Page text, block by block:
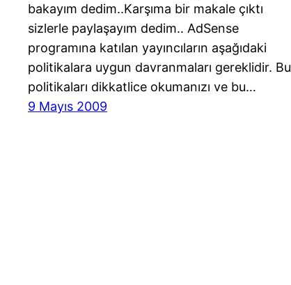
bakayım dedim..Karşıma bir makale çıktı
sizlerle paylaşayım dedim.. AdSense
programına katılan yayıncıların aşağıdaki
politikalara uygun davranmaları gereklidir. Bu
politikaları dikkatlice okumanızı ve bu…
9 Mayıs 2009